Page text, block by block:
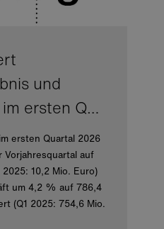
und
ersten Q…
ersten Quartal 2026
auf
2025: 10,2 Mio. Euro)
um 4,2 % auf 786,4
(Q1 2025: 754,6 Mio.